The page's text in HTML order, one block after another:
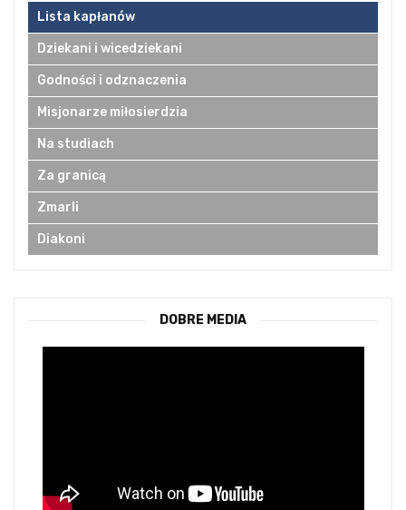
Lista kapłanów
Dziekani i wicedziekani
Godności i odznaczenia
Misjonarze miłosierdzia
Na studiach
Za granicą
Zmarli
Diakoni
DOBRE MEDIA